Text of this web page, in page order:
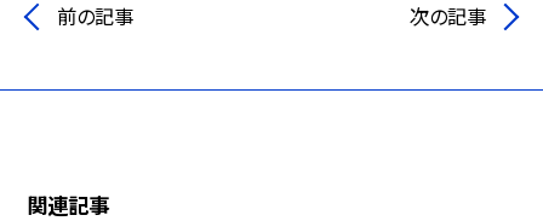
前の記事 次の記事
関連記事